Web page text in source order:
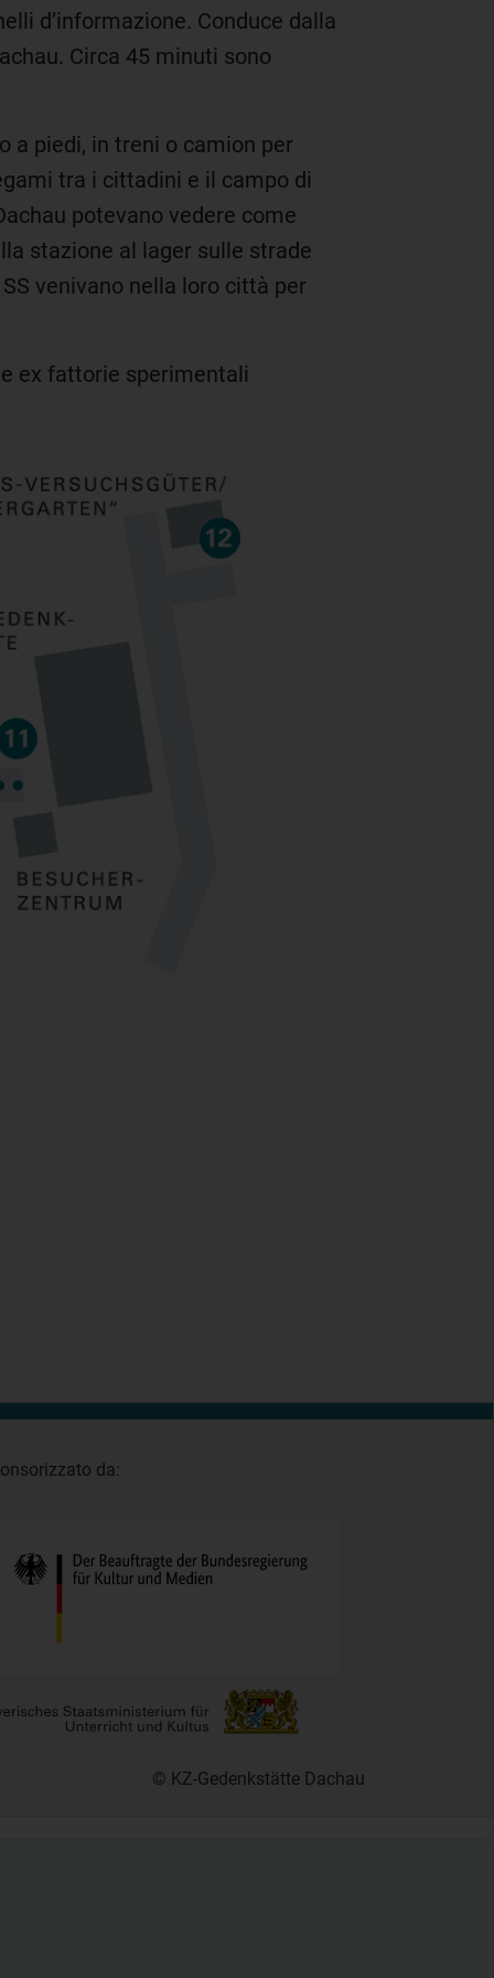
d’informazione. Conduce dalla
Circa 45 minuti sono
a piedi, in treni o camion per
tra i cittadini e il campo di
potevano vedere come
stazione al lager sulle strade
venivano nella loro città per
ex fattorie sperimentali
da:
© KZ-Gedenkstätte Dachau